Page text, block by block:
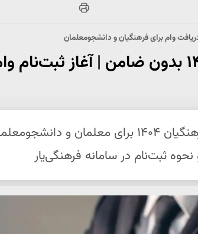
راهنمای جامع وام فرهنگیان ۱۴۰۴ برای
ثبت‌نام در سامانه فرهنگی‌یار